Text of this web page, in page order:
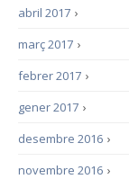
›
abril 2017
›
març 2017
›
febrer 2017
›
gener 2017
›
desembre 2016
›
novembre 2016